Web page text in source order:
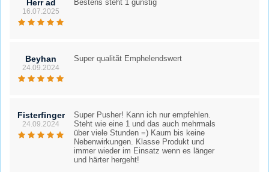
Herr ad
16.07.2025
Bestens steht 1 günstig
Beyhan
24.09.2024
Super qualitãt Emphelendswert
Fisterfinger
24.09.2024
Super Pusher! Kann ich nur empfehlen.
Steht wie eine 1 und das auch mehrmals
über viele Stunden =) Kaum bis keine
Nebenwirkungen. Klasse Produkt und
immer wieder im Einsatz wenn es länger
und härter hergeht!